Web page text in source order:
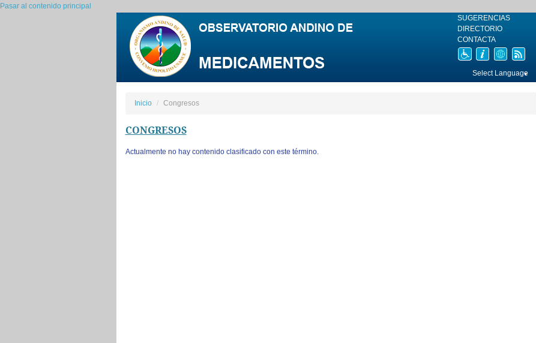
Pasar al contenido principal
SUGERENCIAS
DIRECTORIO
CONTACTA
Inicio Congresos
CONGRESOS
Actualmente no hay contenido clasificado con este término.